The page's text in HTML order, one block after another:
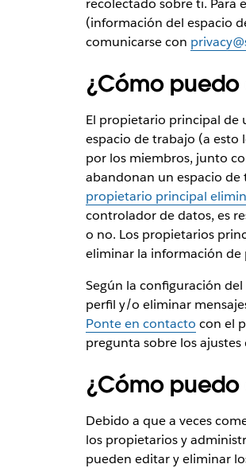
(información del espacio
comunicarse con
¿Cómo
El propietario principal de
espacio de trabajo (a
por los miembros, junto
abandonan un espacio
propietario principal
controlador de datos, es
o no. Los propietarios
eliminar la información
Según la configuración
perfil y/o eliminar
Ponte en contacto con el
pregunta sobre los
¿Cómo puedo
Debido a que a veces
los propietarios y
pueden editar y eliminar